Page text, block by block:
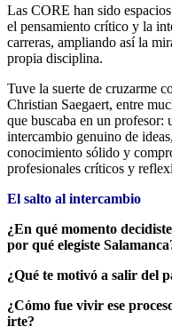
Las CORE han sido
el pensamiento crítico y la
carreras, ampliando así la
propia disciplina.
Tuve la suerte de cruzarme
Christian Saegaert, entre
que buscaba en un profesor:
intercambio genuino de
conocimiento sólido y
profesionales críticos y
El salto al intercambio
¿En qué momento
por qué elegiste
¿Qué te motivó a salir del
¿Cómo fue vivir ese
irte?